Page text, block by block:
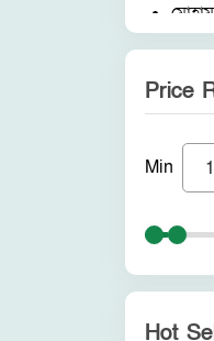
আকীল
নন
পুনরায়
Price
Min
Hot